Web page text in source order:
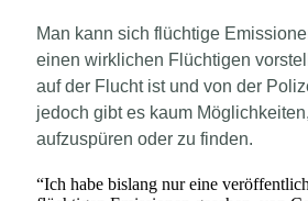
Man kann sich flüchtige
einen wirklichen Flüchtigen
auf der Flucht ist und von der
jedoch gibt es kaum
aufzuspüren oder zu finden.
“Ich habe bislang nur eine